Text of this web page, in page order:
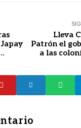
Lleva
Patrón el
a las